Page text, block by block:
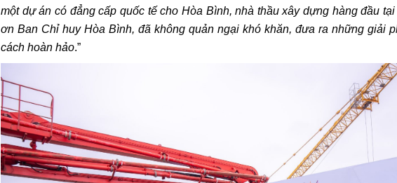
một dự án có đẳng cấp quốc tế cho Hòa Bình, nhà thầu xây dựng hàng đầu
ơn Ban Chỉ huy Hòa Bình, đã không quản ngại khó khăn, đưa ra những giải
cách hoàn hảo.”